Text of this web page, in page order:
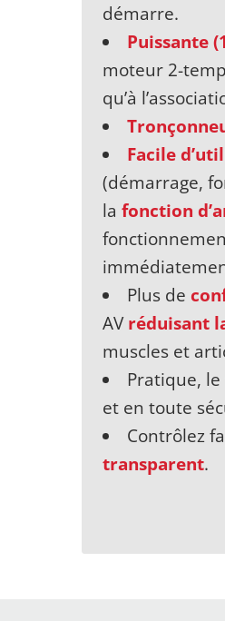
démarre.
Puissante
moteur 2-
qu’à
Facile
(démarrage,
la fonction
Plus de
AVréduisant
muscles et
Pratique, le
et en toute
Contrôlez
transparent.